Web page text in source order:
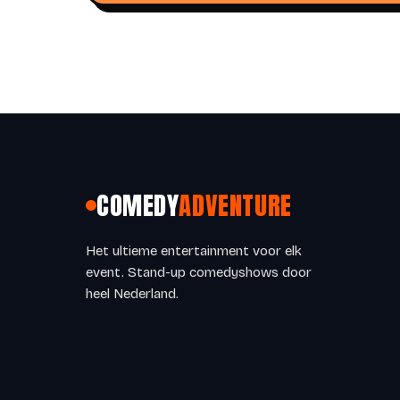
COMEDYADVENTURE
Het ultieme entertainment voor elk
event. Stand-up comedyshows door
heel Nederland.